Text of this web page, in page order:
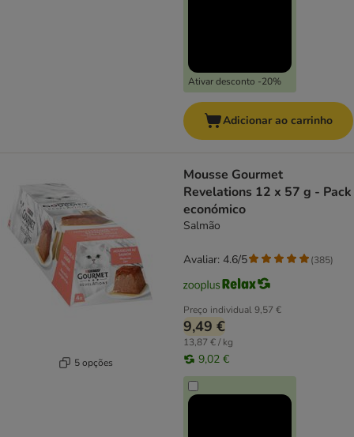
Ativar desconto -20%
Adicionar ao carrinho
5 opções
Mousse Gourmet
Revelations 12 x 57 g - Pack
económico
Salmão
Preço individual9,57 €
9,49 €
13,87 € / kg
9,02 €
Avaliar: 4.6/5 (385)